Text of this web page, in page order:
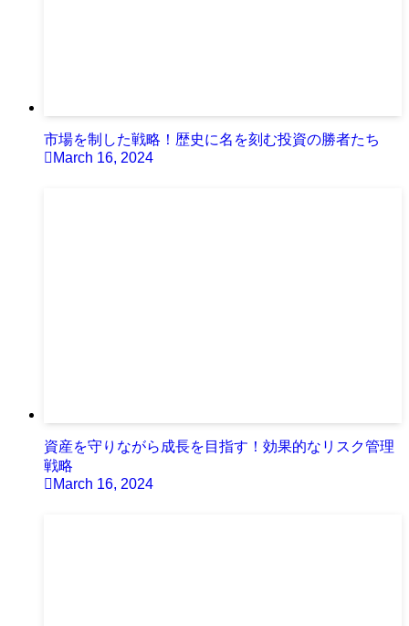
市場を制した戦略！歴史に名を刻む投資の勝者たち
March 16, 2024
資産を守りながら成長を目指す！効果的なリスク管理
戦略
March 16, 2024